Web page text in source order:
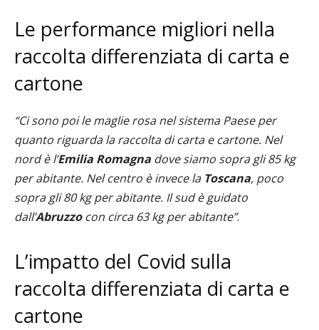
Le performance migliori nella
raccolta differenziata di carta e
cartone
“Ci sono poi le maglie rosa nel sistema Paese per
quanto riguarda la raccolta di carta e cartone. Nel
nord è l’Emilia Romagna dove siamo sopra gli 85 kg
per abitante. Nel centro è invece la Toscana, poco
sopra gli 80 kg per abitante. Il sud è guidato
dall’Abruzzocon circa 63 kg per abitante”.
L’impatto del Covid sulla
raccolta differenziata di carta e
cartone